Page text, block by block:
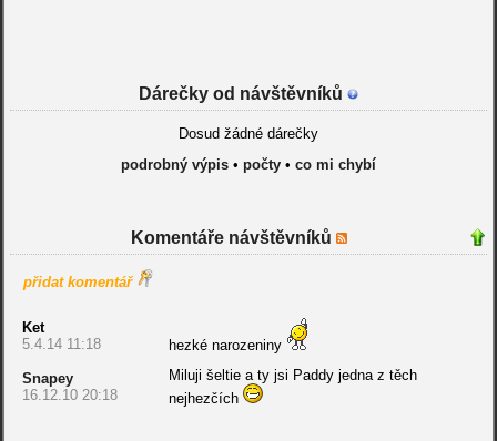
Dárečky od návštěvníků
Dosud žádné dárečky
podrobný výpis• počty• co mi chybí
Komentáře návštěvníků
přidat komentář
Ket
5.4.14 11:18
hezké narozeniny
Snapey
16.12.10 20:18
Miluji šeltie a ty jsi Paddy jedna z těch
nejhezčích